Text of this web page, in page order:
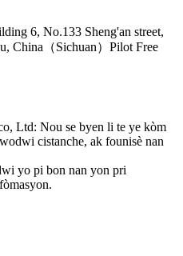
6, No.133 Sheng'an street,
China（Sichuan）Pilot Free
Ltd: Nou se byen li te ye kòm
cistanche, ak founisè nan
yo pi bon nan yon pri